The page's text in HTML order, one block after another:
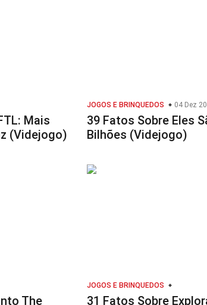
Mais
(Videjogo)
JOGOS E BRINQUEDOS 04 Dez
39 Fatos Sobre Eles
Bilhões (Videjogo)
The
JOGOS E BRINQUEDOS
31 Fatos Sobre